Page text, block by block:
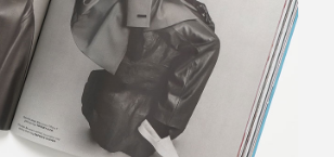
続ける カートへ進む